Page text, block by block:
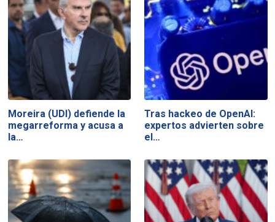
Moreira (UDI) defiende la
megarreforma y acusa a
la…
Tras hackeo de OpenAI:
expertos advierten sobre
el…